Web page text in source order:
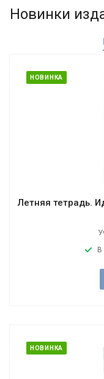
Новинки
НОВИНКА
Летняя тетрадь.
В
НОВИНКА